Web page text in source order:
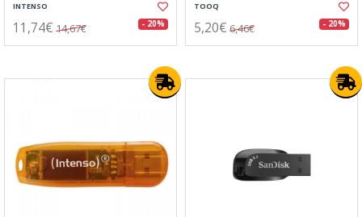
INTENSO
11,74€ 14,67€ - 20%
TOOQ
5,20€ 6,46€ - 20%